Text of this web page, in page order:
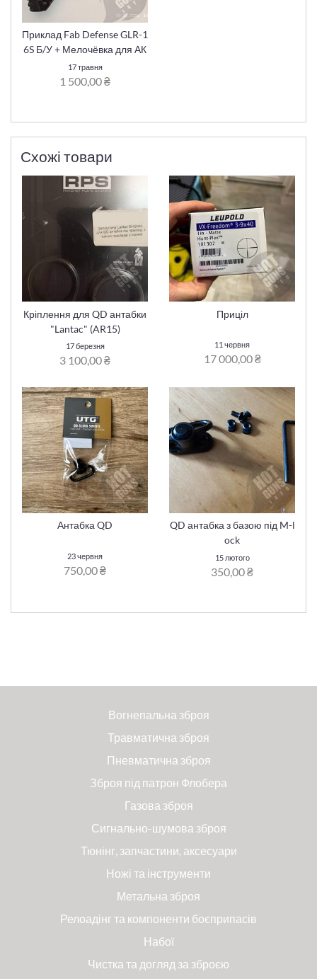
Приклад Fab Defense GLR-1
6S Б/У + Мелочёвка для АК
17 травня
1 500,00 ₴
Схожі товари
Кріплення для QD антабки
"Lantac" (AR15)
17 березня
3 100,00 ₴
Приціл
11 червня
17 000,00 ₴
Антабка QD
23 червня
750,00 ₴
QD антабка з базою під M-l
ock
15 лютого
350,00 ₴
Вогнепальна зброя
Травматична зброя
Пневматична зброя
Зброя під патрон Флобера
Газова зброя
Сигнально-шумова зброя
Тюнінг, запчастини, аксесуари
Ножі та інструменти
Метальна зброя
Релоадінг та компоненти боєприпасів
Набої
Чистка та догляд за зброєю